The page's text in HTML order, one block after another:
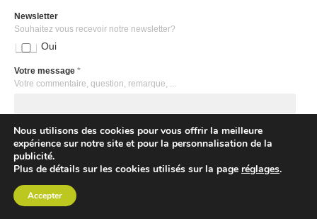
Newsletter
Souhaitez vous recevoir notre newsletter?
Oui
Votre message *
Votre commentaire, question, remarque, ...
Nous utilisons des cookies pour vous offrir la meilleure
expérience sur notre site et pour la personnalisation de la
publicité.
Plus de détails sur les cookies utilisés sur la page réglages.
Accepter